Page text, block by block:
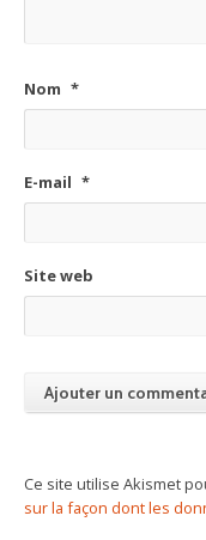
Nom *
E-mail *
Site web
Ce site utilise Akismet
sur la façon dont les